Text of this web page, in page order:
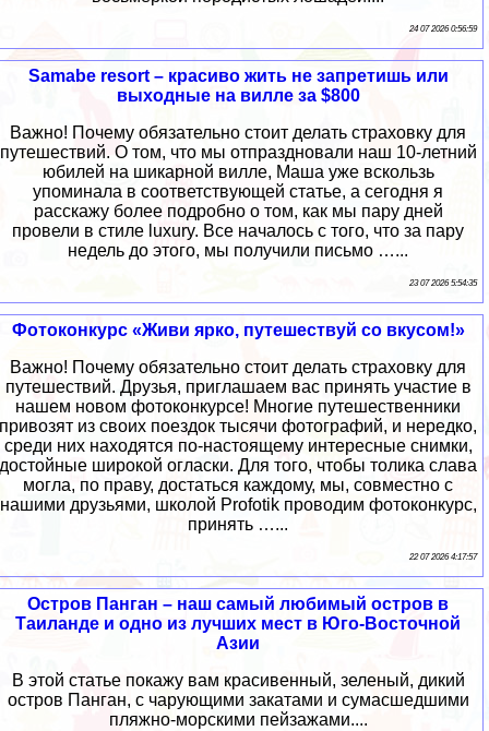
24 07 2026 0:56:59
Samabe resort – красиво жить не запретишь или
выходные на вилле за $800
Важно! Почему обязательно стоит делать страховку для
путешествий. О том, что мы отпраздновали наш 10-летний
юбилей на шикарной вилле, Маша уже вскользь
упоминала в соответствующей статье, а сегодня я
расскажу более подробно о том, как мы пару дней
провели в стиле luxury. Все началось с того, что за пару
недель до этого, мы получили письмо …...
23 07 2026 5:54:35
Фотоконкурс «Живи ярко, путешествуй со вкусом!»
Важно! Почему обязательно стоит делать страховку для
путешествий. Друзья, приглашаем вас принять участие в
нашем новом фотоконкурсе! Многие путешественники
привозят из своих поездок тысячи фотографий, и нередко,
среди них находятся по-настоящему интересные снимки,
достойные широкой огласки. Для того, чтобы толика слава
могла, по праву, достаться каждому, мы, совместно с
нашими друзьями, школой Profotik проводим фотоконкурс,
принять …...
22 07 2026 4:17:57
Остров Панган – наш самый любимый остров в
Таиланде и одно из лучших мест в Юго-Восточной
Азии
В этой статье покажу вам красивенный, зеленый, дикий
остров Панган, с чарующими закатами и сумасшедшими
пляжно-морскими пейзажами....